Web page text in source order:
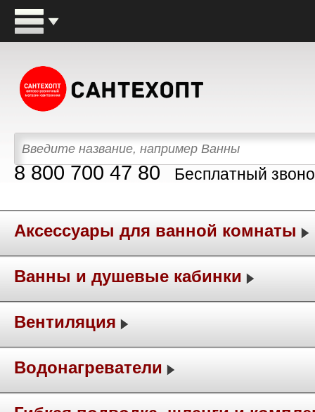
8 800 700 47 80 Бесплатный
Аксессуары для ванной комнаты
Ванны и душевые кабинки
Вентиляция
Водонагреватели